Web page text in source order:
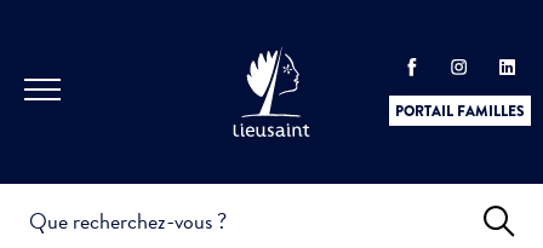
PORTAIL FAMILLES